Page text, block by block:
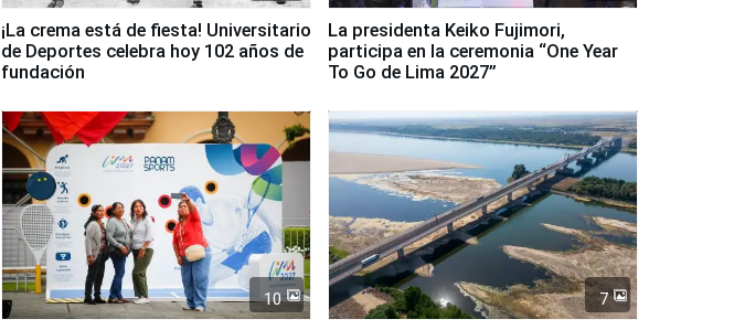
¡La crema está de fiesta! Universitario
de Deportes celebra hoy 102 años de
fundación
La presidenta Keiko Fujimori,
participa en la ceremonia “One Year
To Go de Lima 2027”
10 7